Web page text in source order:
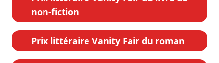
non-fiction
Prix littéraire Vanity Fair du roman